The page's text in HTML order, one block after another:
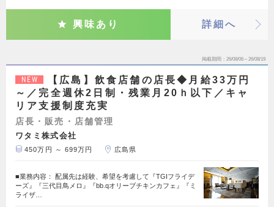
興味あり 詳細へ
掲載期間 26/08/06～26/08/19
NEW
【広島】飲食店舗の店長◆月給33万円
～／完全週休2日制・残業月20ｈ以下／キャ
リア支援制度充実
店長・販売・店舗管理
ワタミ株式会社
450万円 ～ 699万円 広島県
■業務内容： 配属先は経験、希望を考慮して『TGIフライデ
ーズ』『三代目鳥メロ』『bb.qオリーブチキンカフェ』『ミ
ライザ…